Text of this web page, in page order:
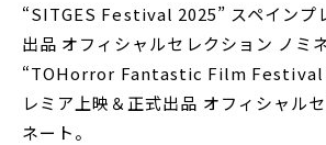
“SITGES Festival 2025” スペインプ
出品 オフィシャルセレクション ノミネ
“TOHorror Fantastic Film Festival
レミア上映＆正式出品 オフィシャル
ネート。